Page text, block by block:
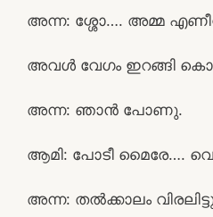
അന്ന: ശ്ശോ…. അമ്മ
അവൾ വേഗം ഇറങ്ങി
അന്ന: ഞാൻ പോണു.
ആമി: പോടീ മൈരേ….
അന്ന: തൽക്കാലം